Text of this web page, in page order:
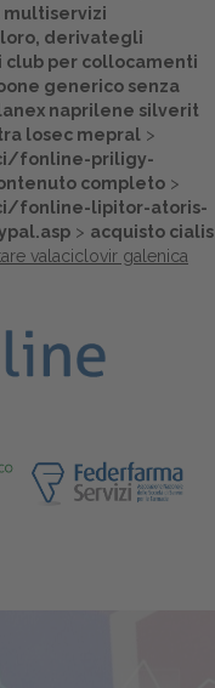
multiservizi
derivategli
club per collocamenti
generico senza
naprilene silverit
losec mepral >
fonline-priligy-
completo >
fonline-lipitor-atoris-
> acquisto cialis
valaciclovir galenica